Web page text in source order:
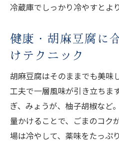
冷蔵庫でしっかり冷やすとよ
健康・胡麻豆腐に
けテクニック
胡麻豆腐はそのままでも美味
工夫で一層風味が引き立ちま
ぎ、みょうが、柚子胡椒など
量かけることで、ごまのコク
場は冷やして、薬味をたっぷ